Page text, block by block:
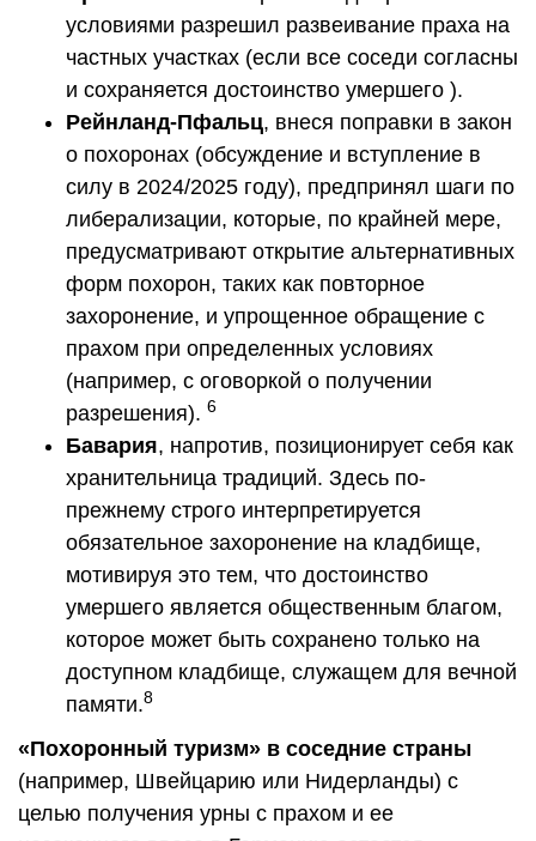
условиями разрешил развеивание праха на
частных участках (если все соседи согласны
и сохраняется достоинство умершего ).
Рейнланд-Пфальц, внеся поправки в закон
о похоронах (обсуждение и вступление в
силу в 2024/2025 году), предпринял шаги по
либерализации, которые, по крайней мере,
предусматривают открытие альтернативных
форм похорон, таких как повторное
захоронение, и упрощенное обращение с
прахом при определенных условиях
(например, с оговоркой о получении
разрешения). 6
Бавария, напротив, позиционирует себя как
хранительница традиций. Здесь по-
прежнему строго интерпретируется
обязательное захоронение на кладбище,
мотивируя это тем, что достоинство
умершего является общественным благом,
которое может быть сохранено только на
доступном кладбище, служащем для вечной
памяти.8
«Похоронный туризм» в соседние страны
(например, Швейцарию или Нидерланды) с
целью получения урны с прахом и ее